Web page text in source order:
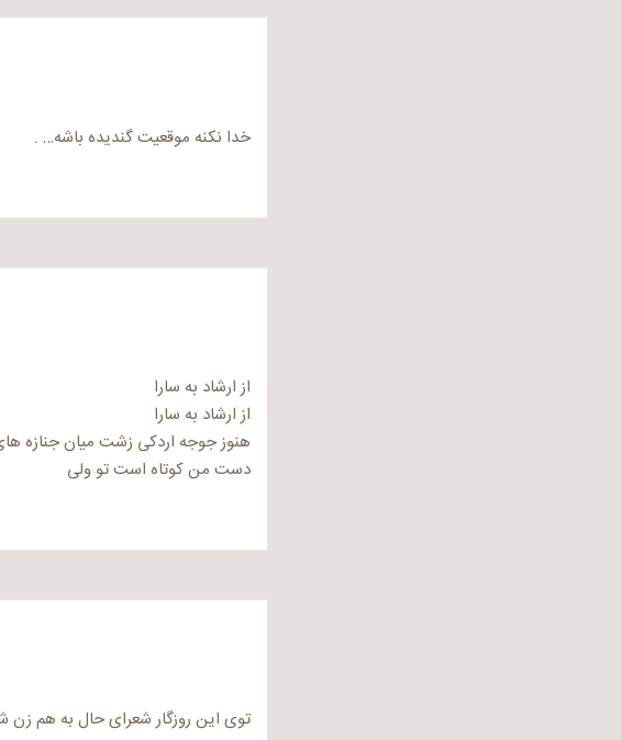
خدا نکنه موقعیت گندیده باشه… .
از ارشاد به سارا
از ارشاد به سارا
هنوز جوجه اردکی زشت میان جنازه
دست من کوتاه است تو ولی
توی این روزگار شعرای حال به هم